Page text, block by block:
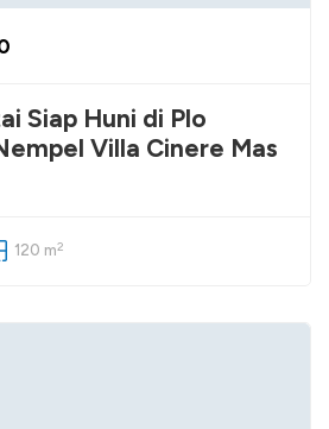
Siap Huni di Plo
Villa Cinere Mas
120 m2